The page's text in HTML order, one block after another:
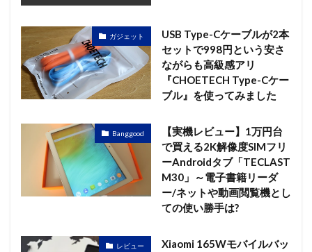
ガジェット
USB Type-Cケーブルが2本
セットで998円という安さ
ながらも高級感アリ
『CHOETECH Type-Cケー
ブル』を使ってみました
Banggood
【実機レビュー】1万円台
で買える2K解像度SIMフリ
ーAndroidタブ「TECLAST
M30」～電子書籍リーダ
ー/ネットや動画閲覧機とし
ての使い勝手は?
レビュー
Xiaomi 165Wモバイルバッ